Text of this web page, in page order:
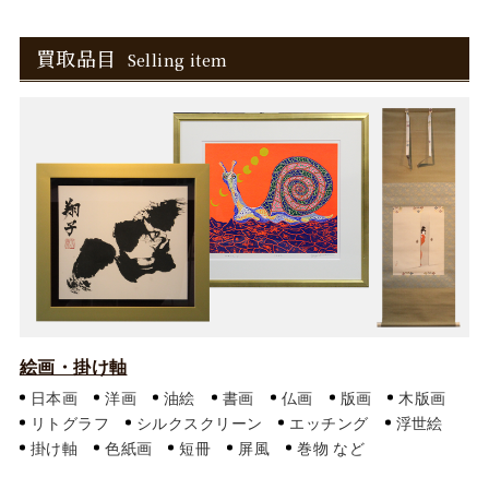
買取品目 Selling item
絵画・掛け軸
日本画 洋画 油絵 書画 仏画 版画
木版画
リトグラフ
シルクスクリーン エッチング
浮世絵
掛け軸
色紙画 短冊 屏風 巻物